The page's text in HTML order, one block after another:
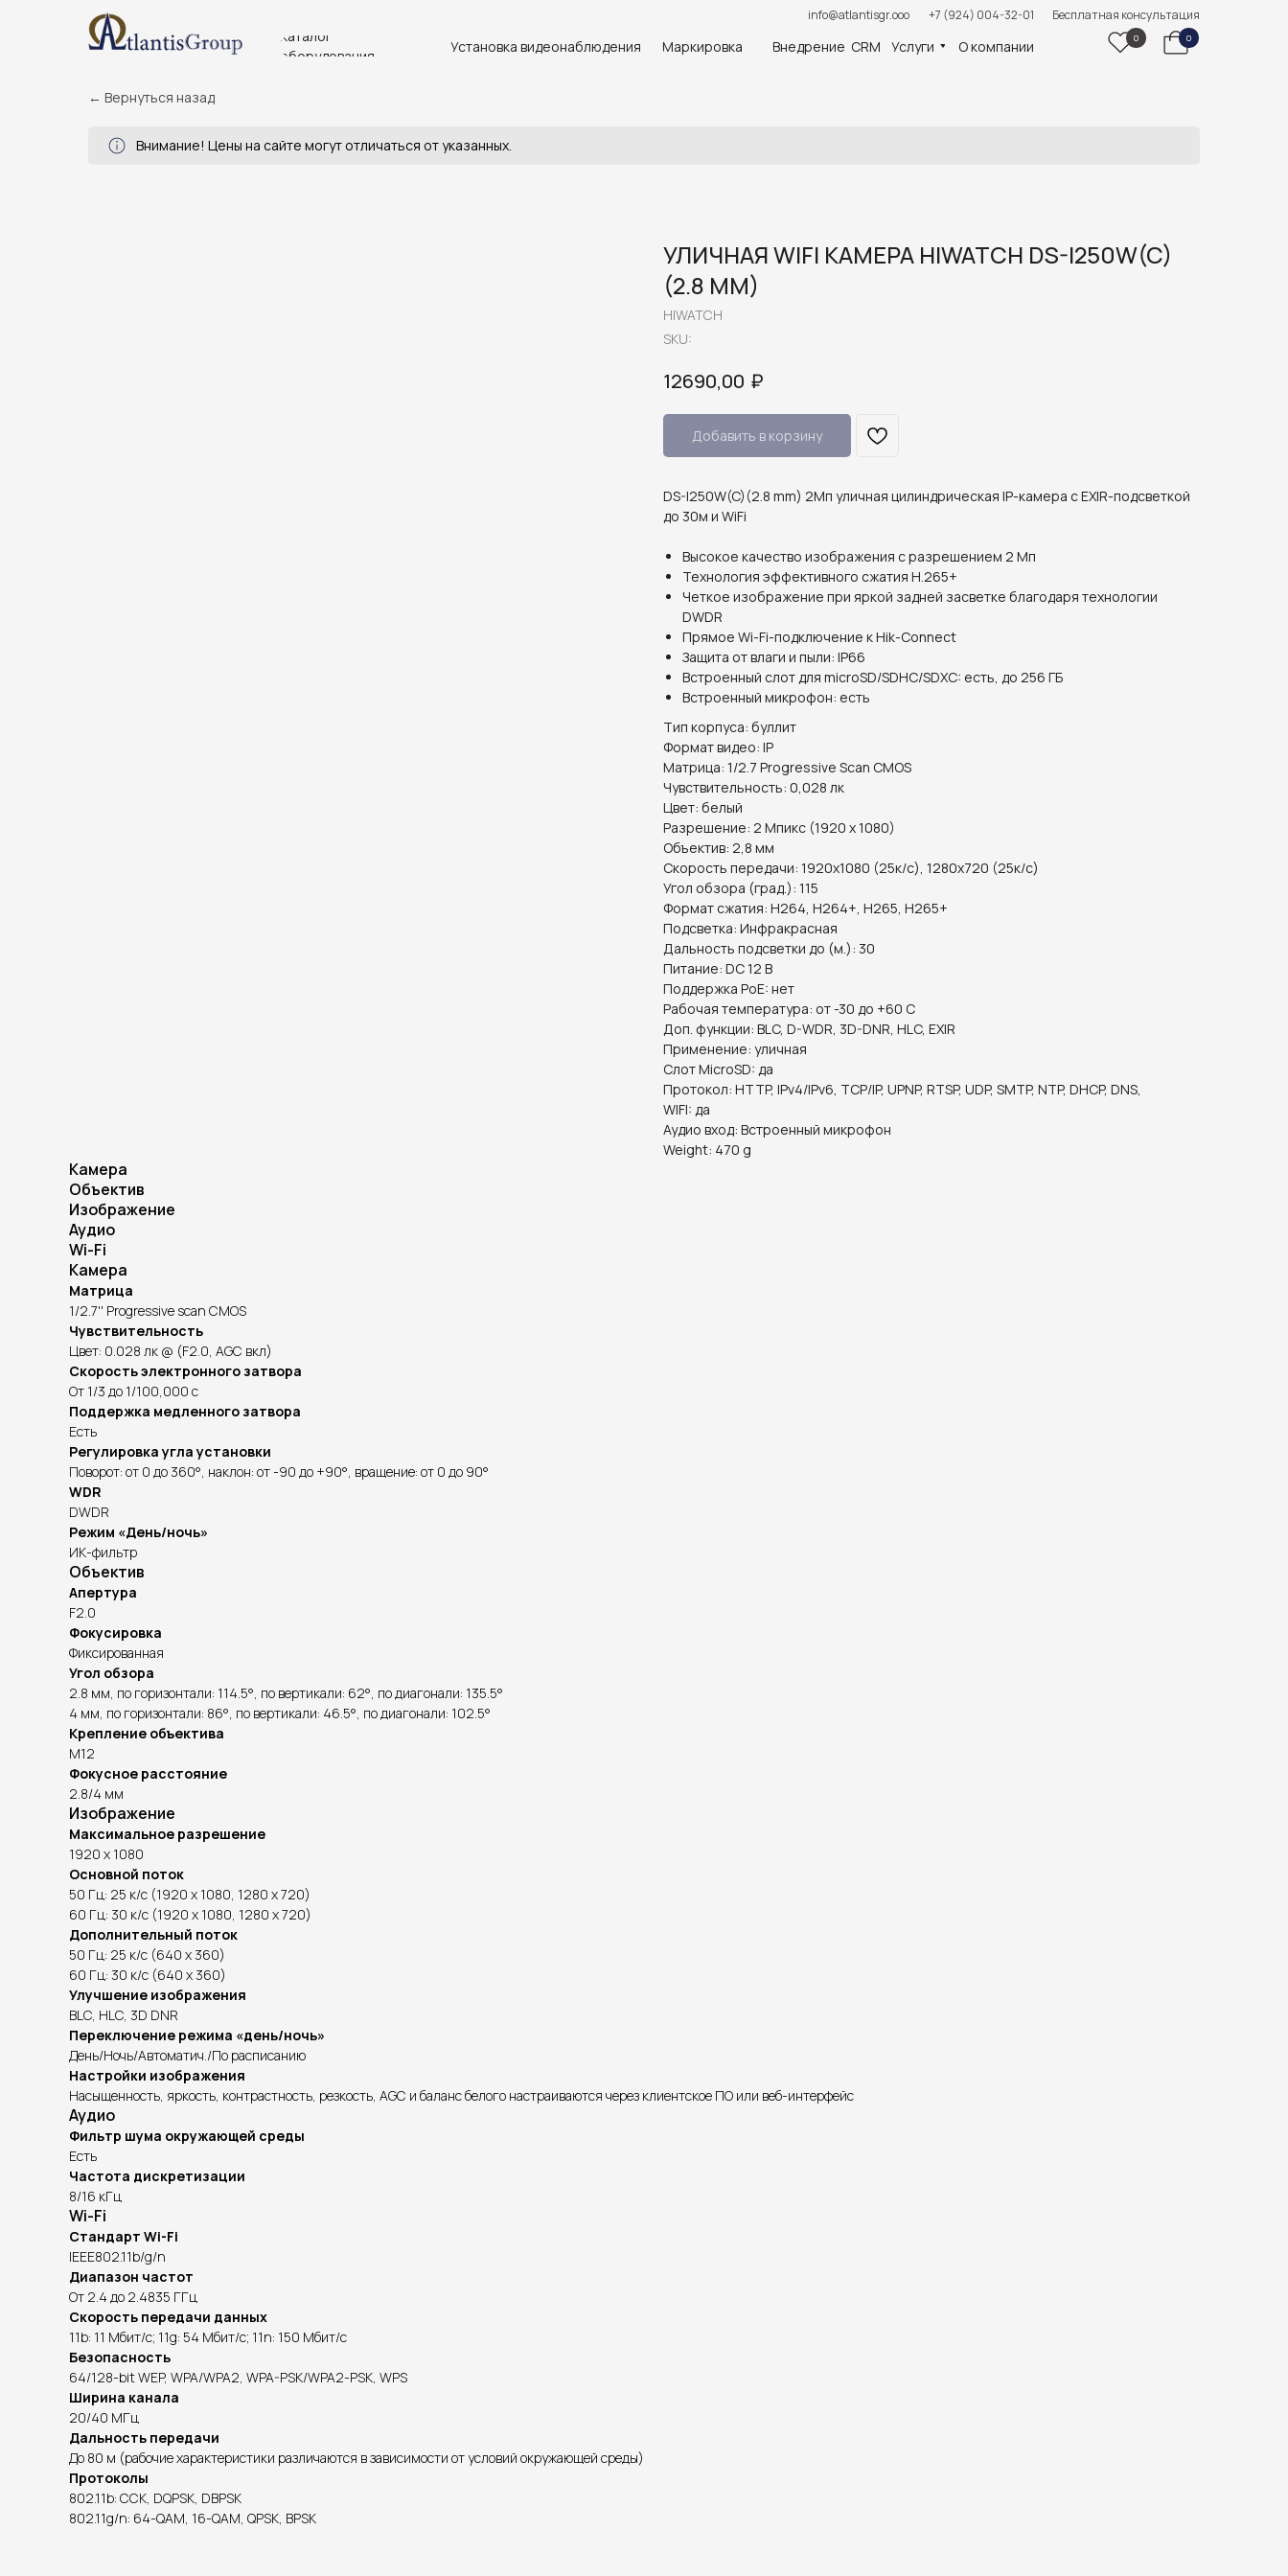
Бесплатная консультация
+7 (924) 004-32-01
info@atlantisgr.ooo
0
0
Установка видеонаблюдения
Каталог
оборудования
Маркировка Услуги О компании
Внедрение CRM
← Вернуться назад
Внимание! Цены на сайте могут отличаться от указанных.
УЛИЧНАЯ WIFI КАМЕРА HIWATCH DS-I250W(C)
(2.8 MM)
HIWATCH
SKU:
12690,00 ₽
Добавить в корзину
DS-I250W(C)(2.8 mm) 2Мп уличная цилиндрическая IP-камера c EXIR-подсветкой
до 30м и WiFi
Высокое качество изображения с разрешением 2 Мп
Технология эффективного сжатия H.265+
Четкое изображение при яркой задней засветке благодаря технологии
DWDR
Прямое Wi-Fi-подключение к Hik-Connect
Защита от влаги и пыли: IP66
Встроенный слот для microSD/SDHC/SDXC: есть, до 256 ГБ
Встроенный микрофон: есть
Тип корпуса: буллит
Формат видео: IP
Матрица: 1/2.7 Progressive Scan CMOS
Чувствительность: 0,028 лк
Цвет: белый
Разрешение: 2 Мпикс (1920 х 1080)
Объектив: 2,8 мм
Скорость передачи: 1920x1080 (25к/с), 1280x720 (25к/с)
Угол обзора (град.): 115
Формат сжатия: H264, H264+, H265, H265+
Подсветка: Инфракрасная
Дальность подсветки до (м.): 30
Питание: DC 12 В
Поддержка PoE: нет
Рабочая температура: от -30 до +60 С
Доп. функции: BLC, D-WDR, 3D-DNR, HLC, EXIR
Применение: уличная
Слот MicroSD: да
Протокол: HTTP, IPv4/IPv6, TCP/IP, UPNP, RTSP, UDP, SMTP, NTP, DHCP, DNS,
WIFI: да
Аудио вход: Встроенный микрофон
Weight: 470 g
Камера
Объектив
Изображение
Аудио
Wi-Fi
Камера
Матрица
1/2.7'' Progressive scan CMOS
Чувствительность
Цвет: 0.028 лк @ (F2.0, AGC вкл)
Скорость электронного затвора
От 1/3 до 1/100,000 с
Поддержка медленного затвора
Есть
Регулировка угла установки
Поворот: от 0 до 360°, наклон: от -90 до +90°, вращение: от 0 до 90°
WDR
DWDR
Режим «День/ночь»
ИК-фильтр
Объектив
Апертура
F2.0
Фокусировка
Фиксированная
Угол обзора
2.8 мм, по горизонтали: 114.5°, по вертикали: 62°, по диагонали: 135.5°
4 мм, по горизонтали: 86°, по вертикали: 46.5°, по диагонали: 102.5°
Крепление объектива
M12
Фокусное расстояние
2.8/4 мм
Изображение
Максимальное разрешение
1920 x 1080
Основной поток
50 Гц: 25 к/с (1920 x 1080, 1280 x 720)
60 Гц: 30 к/с (1920 x 1080, 1280 x 720)
Дополнительный поток
50 Гц: 25 к/с (640 x 360)
60 Гц: 30 к/с (640 x 360)
Улучшение изображения
BLC, HLC, 3D DNR
Переключение режима «день/ночь»
День/Ночь/Автоматич./По расписанию
Настройки изображения
Насыщенность, яркость, контрастность, резкость, AGC и баланс белого настраиваются через клиентское ПО или веб-интерфейс
Аудио
Фильтр шума окружающей среды
Есть
Частота дискретизации
8/16 кГц
Wi-Fi
Стандарт Wi-Fi
IEEE802.11b/g/n
Диапазон частот
От 2.4 до 2.4835 ГГц
Скорость передачи данных
11b: 11 Мбит/с; 11g: 54 Мбит/с; 11n: 150 Мбит/с
Безопасность
64/128-bit WEP, WPA/WPA2, WPA-PSK/WPA2-PSK, WPS
Ширина канала
20/40 МГц
Дальность передачи
До 80 м (рабочие характеристики различаются в зависимости от условий окружающей среды)
Протоколы
802.11b: CCK, DQPSK, DBPSK
802.11g/n: 64-QAM, 16-QAM, QPSK, BPSK